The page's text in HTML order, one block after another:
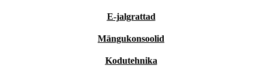
E-jalgrattad
Mängukonsoolid
Kodutehnika